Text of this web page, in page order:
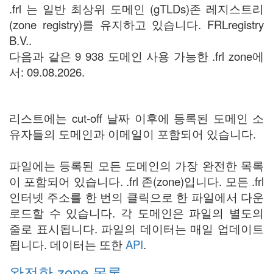
.frl 는 일반 최상위 도메인 (gTLDs)존 레지스트리
(zone registry)를 유지하고 있습니다. FRLregistry
B.V..
다음과 같은 9 938 도메인 사용 가능한 .frl zone에
서: 09.08.2026.
리스트에는 cut-off 날짜 이후에 등록된 도메인 소
유자들의 도메인과 이메일이 포함되어 있습니다.
파일에는 등록된 모든 도메인의 가장 완전한 목록
이 포함되어 있습니다. .frl 존(zone)입니다. 모든 .frl
인터넷 주소를 한 번의 클릭으로 한 파일에서 다운
로드할 수 있습니다. 각 도메인은 파일의 별도의
줄로 표시됩니다. 파일의 데이터는 매일 업데이트
됩니다. 데이터는 또한API.